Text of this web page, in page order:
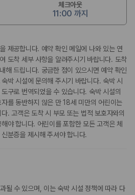
체크아웃
11:00 까지
제공합니다. 예약 확인 메일에 나와 있는 연
도착 세부 사항을 알려주시기 바랍니다. 도착
해 드립니다. 궁금한 점이 있으시면 예약 확인
박 시설에 문의해 주시기 바랍니다. 숙박 시
구로 번역되었을 수 있습니다. 숙박 시설의
를 동반하지 않은 만 18세 미만의 어린이는
. 고객은 도착 시 부모 또는 법적 보호자와의
야 합니다. 어린이를 포함한 모든 고객은 체
분증을 제시해 주셔야 합니다.
될 수 있으며, 이는 숙박 시설 정책에 따라 다